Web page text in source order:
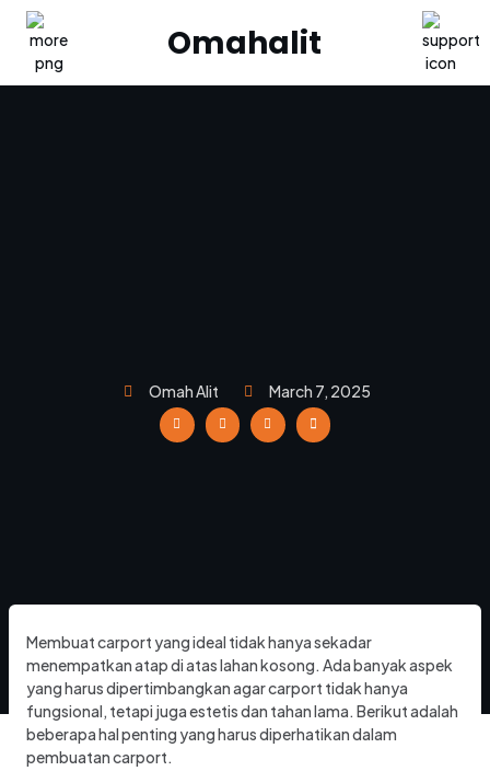
Omahalit
Omah Alit March 7, 2025
Membuat carport yang ideal tidak hanya sekadar
menempatkan atap di atas lahan kosong. Ada banyak aspek
yang harus dipertimbangkan agar carport tidak hanya
fungsional, tetapi juga estetis dan tahan lama. Berikut adalah
beberapa hal penting yang harus diperhatikan dalam
pembuatan carport.